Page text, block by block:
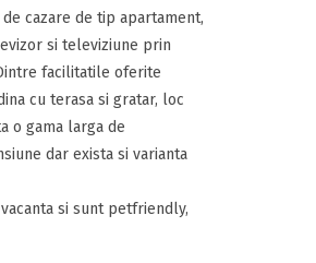
cazare de tip apartament,
si televiziune prin
facilitatile oferite
cu terasa si gratar, loc
o gama larga de
dar exista si varianta
si sunt petfriendly,